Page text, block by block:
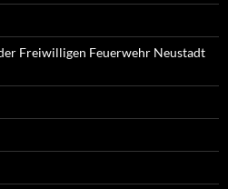
Freiwilligen Feuerwehr Neustadt